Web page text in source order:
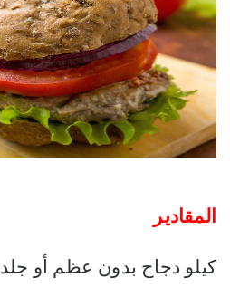
المقادير
كيلو دجاج بدون عظم أو جلد